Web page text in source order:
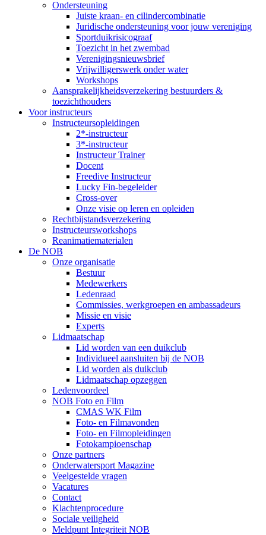
Ondersteuning
Juiste kraan- en cilindercombinatie
Juridische ondersteuning voor jouw vereniging
Sportduikrisicograaf
Toezicht in het zwembad
Verenigingsnieuwsbrief
Vrijwilligerswerk onder water
Workshops
Aansprakelijkheidsverzekering bestuurders &
toezichthouders
Voor instructeurs
Instructeursopleidingen
2*-instructeur
3*-instructeur
Instructeur Trainer
Docent
Freedive Instructeur
Lucky Fin-begeleider
Cross-over
Onze visie op leren en opleiden
Rechtbijstandsverzekering
Instructeursworkshops
Reanimatiematerialen
De NOB
Onze organisatie
Bestuur
Medewerkers
Ledenraad
Commissies, werkgroepen en ambassadeurs
Missie en visie
Experts
Lidmaatschap
Lid worden van een duikclub
Individueel aansluiten bij de NOB
Lid worden als duikclub
Lidmaatschap opzeggen
Ledenvoordeel
NOB Foto en Film
CMAS WK Film
Foto- en Filmavonden
Foto- en Filmopleidingen
Fotokampioenschap
Onze partners
Onderwatersport Magazine
Veelgestelde vragen
Vacatures
Contact
Klachtenprocedure
Sociale veiligheid
Meldpunt Integriteit NOB